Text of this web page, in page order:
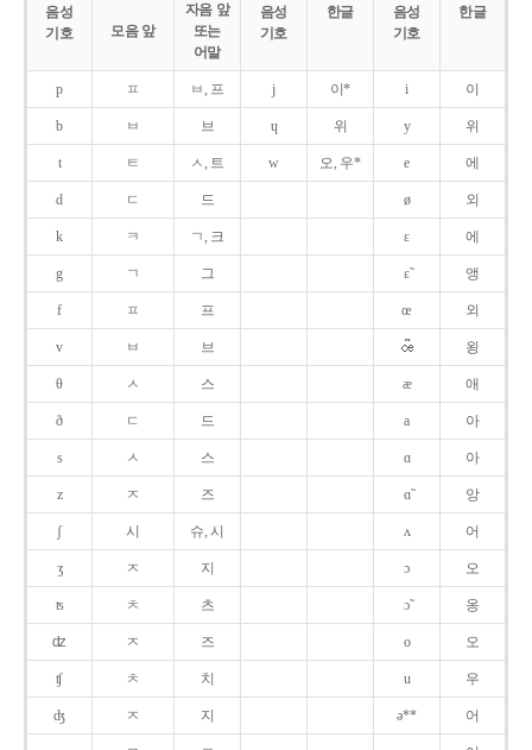
음성
기호
음성
기호
한글
음성
기호
한글
모음 앞
자음 앞
또는
어말
p ㅍ ㅂ, 프 j 이* i 이
b ㅂ 브 ɥ 위 y 위
t ㅌ ㅅ, 트 w 오, 우* e 에
d ㄷ 드 ø 외
k ㅋ ㄱ, 크 ɛ 에
g ㄱ 그 ɛ̃ 앵
f ㅍ 프 œ 외
v ㅂ 브 욍
θ ㅅ 스 æ 애
ð ㄷ 드 a 아
s ㅅ 스 ɑ 아
z ㅈ 즈 ɑ̃ 앙
ʃ 시 슈, 시 ʌ 어
ʒ ㅈ 지 ɔ 오
ʦ ㅊ 츠 ɔ̃ 옹
ʣ ㅈ 즈 o 오
ʧ ㅊ 치 u 우
ʤ ㅈ 지 ə** 어